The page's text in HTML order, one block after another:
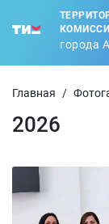
города
Главная /
2026